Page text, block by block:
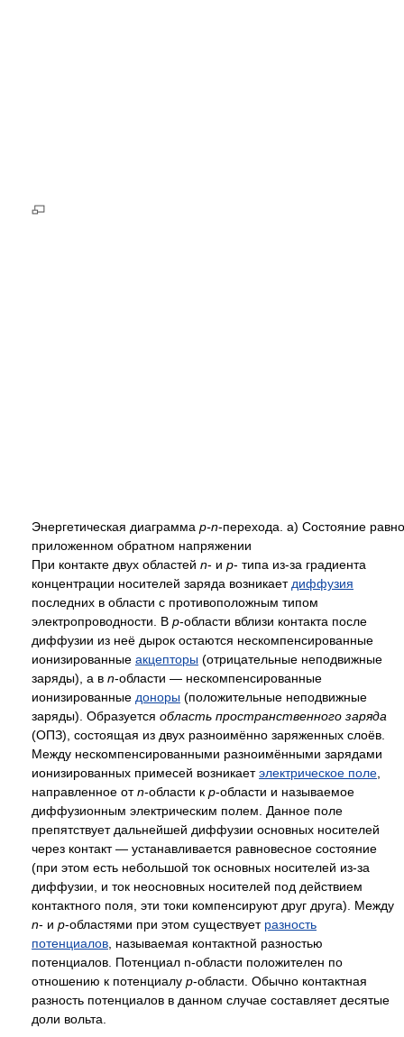
Энергетическая диаграмма p-n-перехода. a) Состояние
приложенном обратном напряжении
При контакте двух областей n- и p- типа из-за градиента
концентрации носителей заряда возникает диффузия
последних в области с противоположным типом
электропроводности. В p-области вблизи контакта после
диффузии из неё дырок остаются нескомпенсированные
ионизированные акцепторы (отрицательные неподвижные
заряды), а в n-области — нескомпенсированные
ионизированные доноры (положительные неподвижные
заряды). Образуется область пространственного заряда
(ОПЗ), состоящая из двух разноимённо заряженных слоёв.
Между нескомпенсированными разноимёнными зарядами
ионизированных примесей возникаетэлектрическое поле
направленное отn-области к p-области и называемое
диффузионным электрическим полем. Данное поле
препятствует дальнейшей диффузии основных носителей
через контакт — устанавливается равновесное состояние
(при этом есть небольшой ток основных носителей из-за
диффузии, и ток неосновных носителей под действием
контактного поля, эти токи компенсируют друг друга). Между
n- и p-областями при этом существует разность
потенциалов , называемая контактной разностью
потенциалов. Потенциал n-области положителен по
отношению к потенциалу p-области. Обычно контактная
разность потенциалов в данном случае составляет десятые
доли вольта.